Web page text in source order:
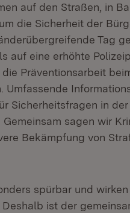
auf den Straßen, in
die Sicherheit der
Tag
auf eine erhöhte
Präventionsarbeit
Sicherheitsfragen in
sagen wir
Bekämpfung von
spürbar und
ist der